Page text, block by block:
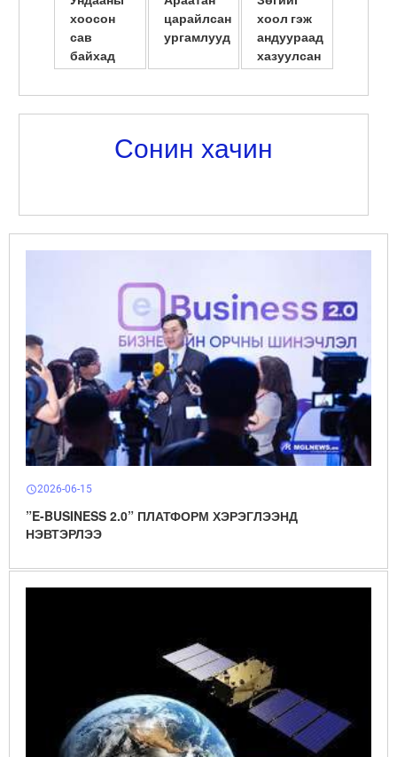
хоосон
сав
байхад
амьдарчих
юм байна
л даа
царайлсан
ургамлууд
хоол гэж
андуураад
хазуулсан
нь
...
Сонин хачин
schedule2026-06-15
”E-BUSINESS 2.0” ПЛАТФОРМ ХЭРЭГЛЭЭНД
НЭВТЭРЛЭЭ